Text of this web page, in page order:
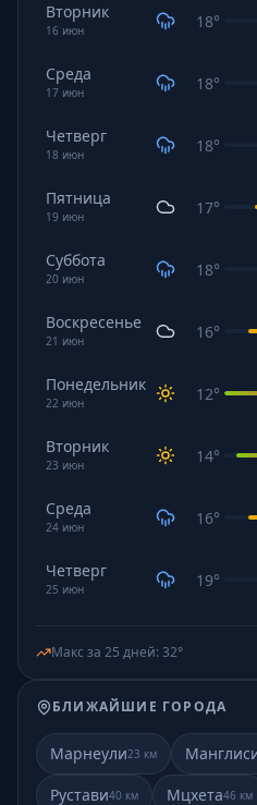
Вторник
16 июн 18°
Среда
17 июн 18°
Четверг
18 июн 18°
Пятница
19 июн 17°
Суббота
20 июн 18°
Воскресенье
21 июн 16°
Понедельник
22 июн 12°
Вторник
23 июн 14°
Среда
24 июн 16°
Четверг
25 июн 19°
Макс за 25 дней: 32°
БЛИЖАЙШИЕ ГОРОДА
Марнеули23 км
Рустави40 км Мцхета46 км